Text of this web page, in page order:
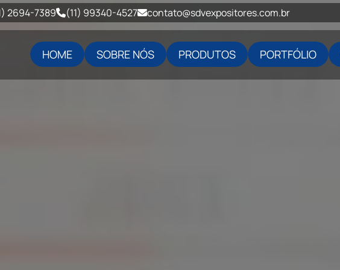
2694-7389 (11) 99340-4527 contato@sdvexpositores.com.br
HOME SOBRE NÓS PRODUTOS PORTFÓLIO